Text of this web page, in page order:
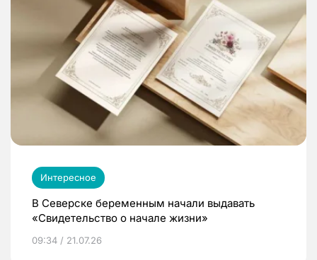
Интересное
В Северске беременным начали выдавать
«Свидетельство о начале жизни»
09:34 / 21.07.26